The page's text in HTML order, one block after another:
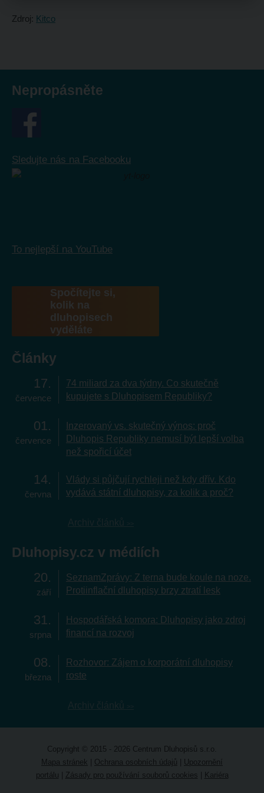
Zdroj: Kitco
Nepropásněte
Sledujte nás na Facebooku
To nejlepší na YouTube
Spočítejte si,
kolik na
dluhopisech
vyděláte
Články
17
července
74 miliard za dva týdny. Co skutečně
kupujete s Dluhopisem Republiky?
01
července
Inzerovaný vs. skutečný výnos: proč
Dluhopis Republiky nemusí být lepší volba
než spořicí účet
14
června
Vlády si půjčují rychleji než kdy dřív. Kdo
vydává státní dluhopisy, za kolik a proč?
Dluhopisy.cz v médiích
20
září
SeznamZprávy: Z terna bude koule na noze.
Protiinflační dluhopisy brzy ztratí lesk
31
srpna
Hospodářská komora: Dluhopisy jako zdroj
financí na rozvoj
08
března
Rozhovor: Zájem o korporátní dluhopisy
roste
Copyright © 2015 - 2026 Centrum Dluhopisů s.r.o.
Mapa stránek
Ochrana osobních údajů
Upozornění
portálu
Zásady pro používání souborů cookies Kariéra